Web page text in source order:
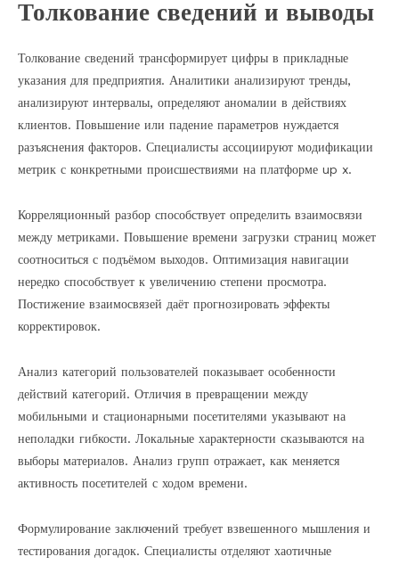
Толкование сведений и выводы
Толкование сведений трансформирует цифры в прикладные
указания для предприятия. Аналитики анализируют тренды,
анализируют интервалы, определяют аномалии в действиях
клиентов. Повышение или падение параметров нуждается
разъяснения факторов. Специалисты ассоциируют модификации
метрик с конкретными происшествиями на платформе up x.
Корреляционный разбор способствует определить взаимосвязи
между метриками. Повышение времени загрузки страниц может
соотноситься с подъёмом выходов. Оптимизация навигации
нередко способствует к увеличению степени просмотра.
Постижение взаимосвязей даёт прогнозировать эффекты
корректировок.
Анализ категорий пользователей показывает особенности
действий категорий. Отличия в превращении между
мобильными и стационарными посетителями указывают на
неполадки гибкости. Локальные характерности сказываются на
выборы материалов. Анализ групп отражает, как меняется
активность посетителей с ходом времени.
Формулирование заключений требует взвешенного мышления и
тестирования догадок. Специалисты отделяют хаотичные